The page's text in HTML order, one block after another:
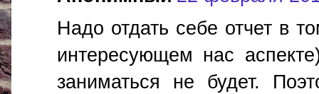
Надо отдать себе отчет в
интересующем нас
заниматься не будет.